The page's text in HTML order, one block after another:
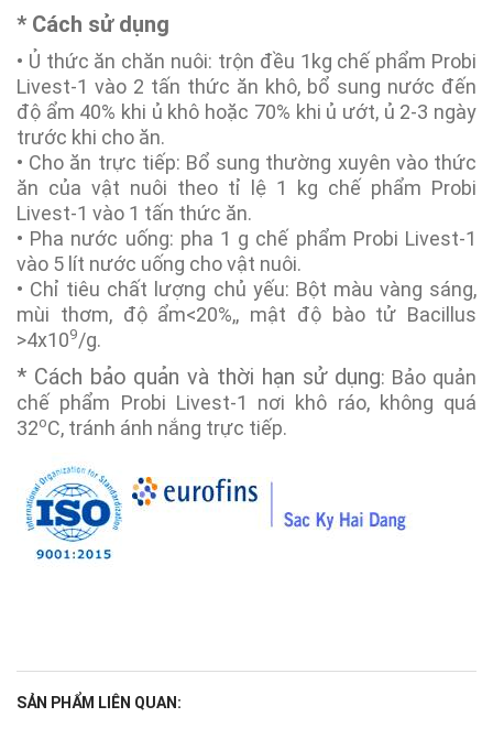
* Cách sử dụng
• Ủ thức ăn chăn nuôi: trộn đều 1kg chế phẩm Probi
Livest-1 vào 2 tấn thức ăn khô, bổ sung nước đến
độ ẩm 40% khi ủ khô hoặc 70% khi ủ ướt, ủ 2-3 ngày
trước khi cho ăn.
• Cho ăn trực tiếp: Bổ sung thường xuyên vào thức
ăn của vật nuôi theo tỉ lệ 1 kg chế phẩm Probi
Livest-1 vào 1 tấn thức ăn.
• Pha nước uống: pha 1 g chế phẩm Probi Livest-1
vào 5 lít nước uống cho vật nuôi.
• Chỉ tiêu chất lượng chủ yếu: Bột màu vàng sáng,
mùi thơm, độ ẩm<20%,, mật độ bào tử Bacillus
>4x109/g.
* Cách bảo quản và thời hạn sử dụng: Bảo quản
chế phẩm Probi Livest-1 nơi khô ráo, không quá
32oC, tránh ánh nắng trực tiếp.
SẢN PHẨM LIÊN QUAN: